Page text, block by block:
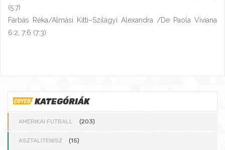
(5:7)
Fárbás Réka/Almási Kitti–Szilágyi Alexandra /De Paola Viviana
6:2, 7:6 (7:3)
KATEGÓRIÁK
AMERIKAI FUTBALL (203)
ASZTALITENISZ (15)